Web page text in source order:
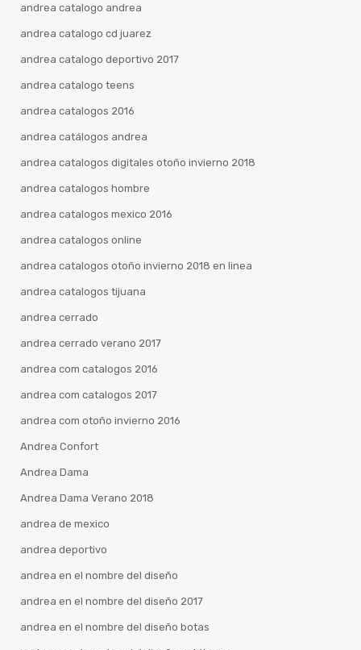
andrea catalogo andrea
andrea catalogo cd juarez
andrea catalogo deportivo 2017
andrea catalogo teens
andrea catalogos 2016
andrea catálogos andrea
andrea catalogos digitales otoño invierno 2018
andrea catalogos hombre
andrea catalogos mexico 2016
andrea catalogos online
andrea catalogos otoño invierno 2018 en linea
andrea catalogos tijuana
andrea cerrado
andrea cerrado verano 2017
andrea com catalogos 2016
andrea com catalogos 2017
andrea com otoño invierno 2016
Andrea Confort
Andrea Dama
Andrea Dama Verano 2018
andrea de mexico
andrea deportivo
andrea en el nombre del diseño
andrea en el nombre del diseño 2017
andrea en el nombre del diseño botas